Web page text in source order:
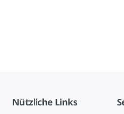
Nützliche Links